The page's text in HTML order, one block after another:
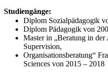
Studiengänge:
Diplom Sozialpädagogik
Diplom Pädagogik von
Master in „Beratung in
Supervision,
Organisationsberatung“
Sciences von 2015 – 2018